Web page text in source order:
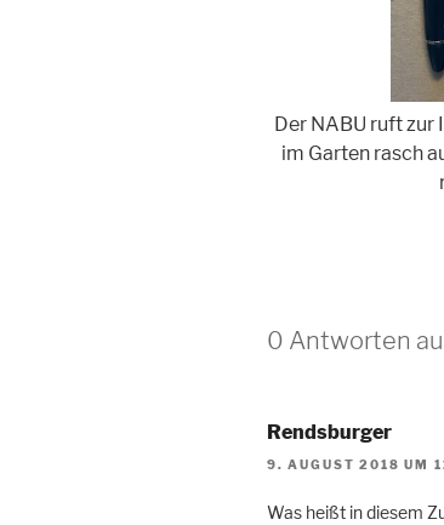
Der NABU ruft
im Garten rasch
0 Antworten
Rendsburger
9. AUGUST 2018 UM
Was heißt in diesem